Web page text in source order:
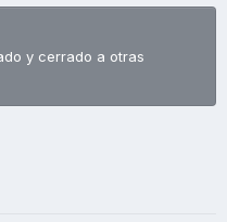
y cerrado a otras